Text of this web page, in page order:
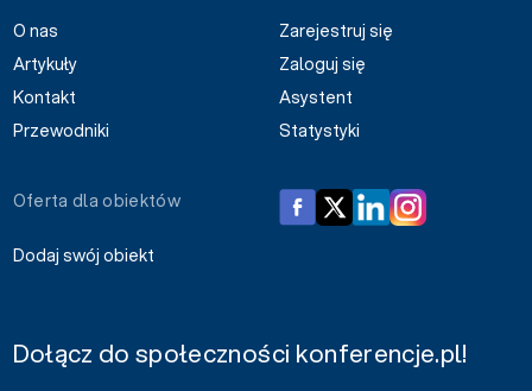
O nas
Artykuły
Kontakt
Przewodniki
Zarejestruj się
Zaloguj się
Asystent
Statystyki
Oferta dla obiektów
Dodaj swój obiekt
Dołącz do społeczności konferencje.pl!